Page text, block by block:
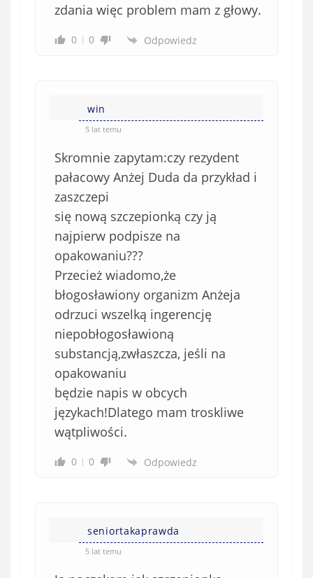
zdania więc problem mam z głowy.
0 0 Odpowiedz
win
5 lat temu
Skromnie zapytam:czy rezydent
pałacowy Anżej Duda da przykład i
zaszczepi
się nową szczepionką czy ją
najpierw podpisze na
opakowaniu???
Przecież wiadomo,że
błogosławiony organizm Anżeja
odrzuci wszelką ingerencję
niepobłogosławioną
substancją,zwłaszcza, jeśli na
opakowaniu
będzie napis w obcych
językach!Dlatego mam troskliwe
wątpliwości.
0 0 Odpowiedz
seniortakaprawda
5 lat temu